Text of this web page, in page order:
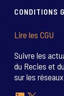
CONDITIONS
Lire les CGU
Suivre les
du Recies et
sur les